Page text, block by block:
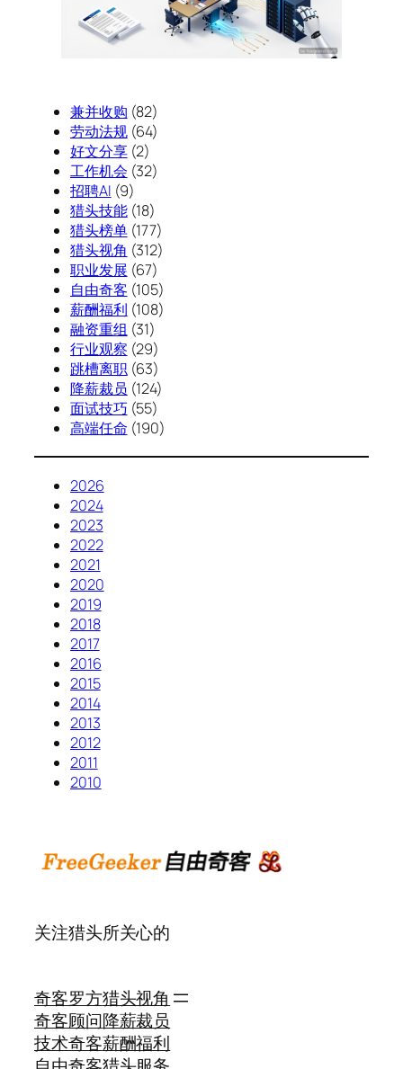
兼并收购 (82)
劳动法规(64)
好文分享(2)
工作机会 (32)
招聘AI (9)
猎头技能(18)
猎头榜单(177)
猎头视角 (312)
职业发展 (67)
自由奇客 (105)
薪酬福利 (108)
融资重组 (31)
行业观察 (29)
跳槽离职(63)
降薪裁员 (124)
面试技巧 (55)
高端任命 (190)
2026
2024
2023
2022
2021
2020
2019
2018
2017
2016
2015
2014
2013
2012
2011
2010
关注猎头所关心的
奇客罗方
奇客顾问
技术奇客
猎头视角
降薪裁员
薪酬福利